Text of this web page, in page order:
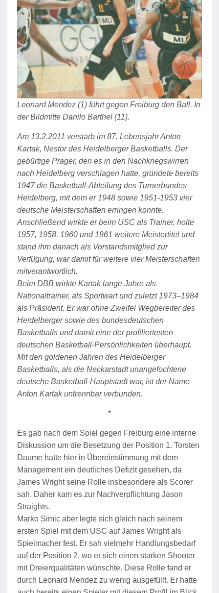
Leonard Mendez (1) führt gegen Freiburg den Ball. In
der Bildmitte Danilo Barthel (11).
Am 13.2.2011 verstarb im 87. Lebensjahr Anton
Kartak, Nestor des Heidelberger Basketballs. Der
gebürtige Prager, den es in den Nachkriegswirren
nach Heidelberg verschlagen hatte, gründete bereits
1947 die Basketball-Abteilung des Turnerbundes
Heidelberg, mit dem er 1948 sowie 1951-1953 vier
deutsche Meisterschaften erringen konnte.
Anschließend wirkte er beim USC als Trainer, holte
1957, 1958, 1960 und 1961 weitere Meistertitel und
stand ihm danach als Vorstandsmitglied zur
Verfügung, war damit für weitere vier Meisterschaften
mitverantwortlich.
Beim DBB wirkte Kartak lange Jahre als
Nationaltrainer, als Sportwart und zuletzt 1973–1984
als Präsident. Er war ohne Zweifel Wegbereiter des
Heidelberger sowie des bundesdeutschen
Basketballs und damit eine der profiliertesten
deutschen Basketball-Persönlichkeiten überhaupt.
Mit den goldenen Jahren des Heidelberger
Basketballs, als die Neckarstadt unangefochtene
deutsche Basketball-Hauptstadt war, ist der Name
Anton Kartak untrennbar verbunden.
*
Es gab nach dem Spiel gegen Freiburg eine interne
Diskussion um die Besetzung der Position 1. Torsten
Daume hatte hier in Übereinstimmung mit dem
Management ein deutliches Defizit gesehen, da
James Wright seine Rolle insbesondere als Scorer
sah. Daher kam es zur Nachverpflichtung Jason
Straights.
Marko Simic aber legte sich gleich nach seinem
ersten Spiel mit dem USC auf James Wright als
Spielmacher fest. Er sah vielmehr Handlungsbedarf
auf der Position 2, wo er sich einen starken Shooter
mit Dreierqualitäten wünschte. Diese Rolle fand er
durch Leonard Mendez zu wenig ausgefüllt. Er hatte